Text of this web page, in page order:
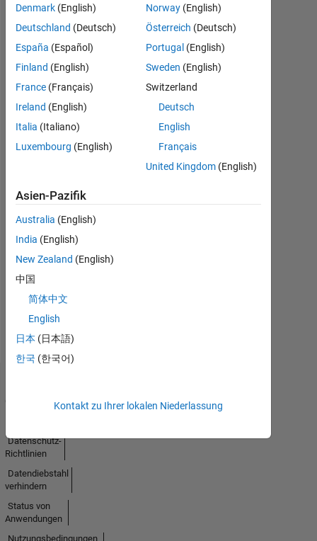
Feeds
Keine
Aktivität
Denmark (English)
Deutschland (Deutsch)
España (Español)
Finland (English)
France (Français)
Ireland (English)
Italia (Italiano)
Luxembourg (English)
Norway (English)
Österreich (Deutsch)
Portugal (English)
Sweden (English)
Switzerland
Deutsch
English
Français
United Kingdom (English)
Asien-Pazifik
Australia (English)
India (English)
New Zealand (English)
中国
简体中文
English
日本 (日本語)
한국 (한국어)
Kontakt zu Ihrer lokalen Niederlassung
Datenschutz-
Richtlinien
Datendiebstahl
verhindern
Status von
Anwendungen
Nutzungsbedingungen